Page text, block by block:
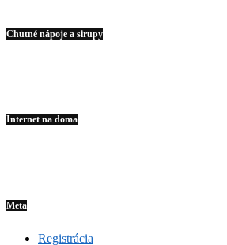
Chutné nápoje a sirupy
Internet na doma
Meta
Registrácia